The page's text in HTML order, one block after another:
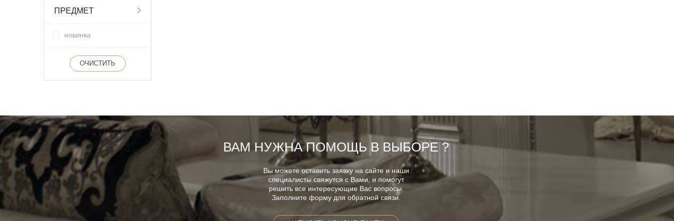
ПРЕДМЕТ
новинка
ОЧИСТИТЬ
ВАМ НУЖНА ПОМОЩЬ В ВЫБОРЕ ?
Вы можете оставить заявку на сайте и наши
специалисты свяжутся с Вами, и помогут
решить все интересующие Вас вопросы.
Заполните форму для обратной связи.